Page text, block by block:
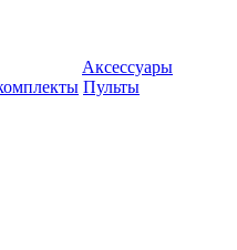
Аксессуары
Пульты